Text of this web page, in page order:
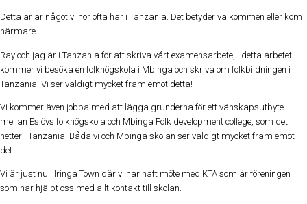
Detta är är något vi hör ofta här i Tanzania. Det betyder välkommen eller kom
närmare.
Ray och jag är i Tanzania för att skriva vårt examensarbete, i detta arbetet
kommer vi besöka en folkhögskola i Mbinga och skriva om folkbildningen i
Tanzania. Vi ser väldigt mycket fram emot detta!
Vi kommer även jobba med att lägga grunderna för ett vänskapsutbyte
mellan Eslövs folkhögskola och Mbinga Folk development college, som det
hetter i Tanzania. Båda vi och Mbinga skolan ser väldigt mycket fram emot
det.
Vi är just nu i Iringa Town där vi har haft möte med KTA som är föreningen
som har hjälpt oss med allt kontakt till skolan.